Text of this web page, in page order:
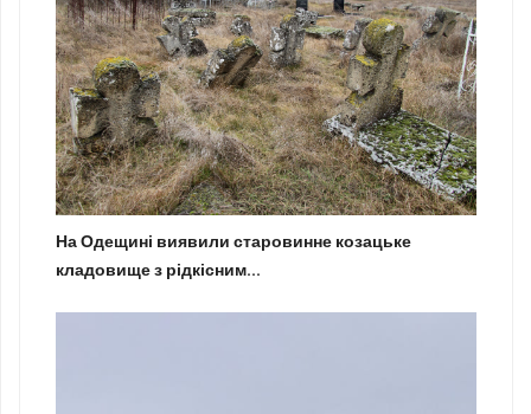
На Одещині виявили старовинне козацьке
кладовище з рідкісним...